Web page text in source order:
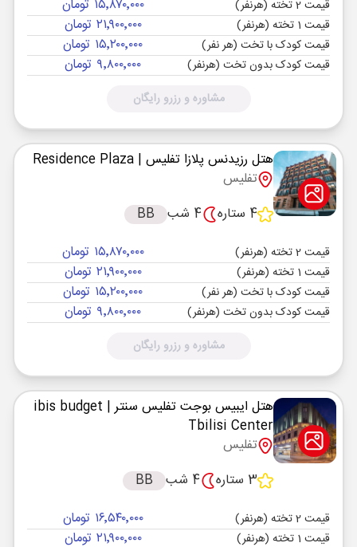
قیمت 2 تخته (هرنفر) ۱۵٬۸۷۰٬۰۰۰ تومان
قیمت 1 تخته (هرنفر) ۲۱٬۹۰۰٬۰۰۰ تومان
قیمت کودک با تخت (هر نفر) ۱۵٬۲۰۰٬۰۰۰ تومان
قیمت کودک بدون تخت (هرنفر) ۹٬۸۰۰٬۰۰۰ تومان
مشاوره و رزرو رایگان
هتل رزیدنس پلازا تفلیس | Residence Plaza
تفلیس
4 ستاره
4 شب BB
قیمت 2 تخته (هرنفر) ۱۵٬۸۷۰٬۰۰۰ تومان
قیمت 1 تخته (هرنفر) ۲۱٬۹۰۰٬۰۰۰ تومان
قیمت کودک با تخت (هر نفر) ۱۵٬۲۰۰٬۰۰۰ تومان
قیمت کودک بدون تخت (هرنفر) ۹٬۸۰۰٬۰۰۰ تومان
مشاوره و رزرو رایگان
هتل ایبیس بوجت تفلیس سنتر | ibis budget
Tbilisi Center
تفلیس
3 ستاره
4 شب BB
قیمت 2 تخته (هرنفر) ۱۶٬۵۴۰٬۰۰۰ تومان
قیمت 1 تخته (هرنفر) ۲۱٬۹۰۰٬۰۰۰ تومان